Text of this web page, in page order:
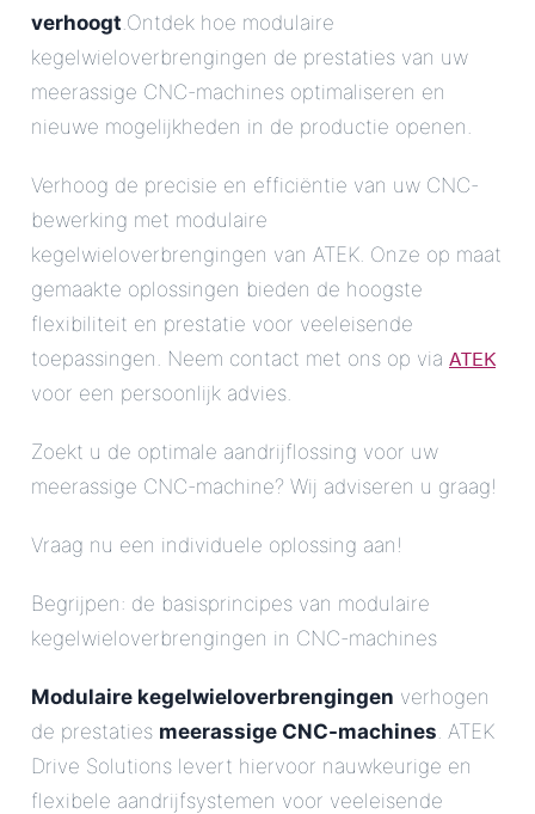
verhoogt.Ontdek hoe modulaire
kegelwieloverbrengingen de prestaties van uw
meerassige CNC-machines optimaliseren en
nieuwe mogelijkheden in de productie openen.
Verhoog de precisie en efficiëntie van uw CNC-
bewerking met modulaire
kegelwieloverbrengingen van ATEK. Onze op maat
gemaakte oplossingen bieden de hoogste
flexibiliteit en prestatie voor veeleisende
toepassingen. Neem contact met ons op via ATEK
voor een persoonlijk advies.
Zoekt u de optimale aandrijflossing voor uw
meerassige CNC-machine? Wij adviseren u graag!
Vraag nu een individuele oplossing aan!
Begrijpen: de basisprincipes van modulaire
kegelwieloverbrengingen in CNC-machines
Modulaire kegelwieloverbrengingen verhogen
de prestaties meerassige CNC-machines. ATEK
Drive Solutions levert hiervoor nauwkeurige en
flexibele aandrijfsystemen voor veeleisende